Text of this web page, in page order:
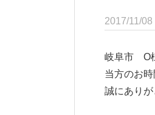
2017/11/08
岐阜市 O
当方のお
誠にあり